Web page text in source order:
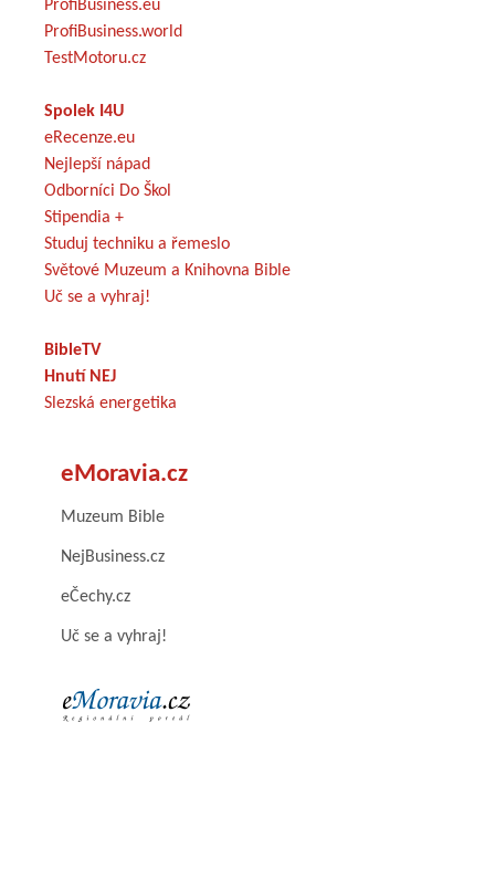
ProfiBusiness.eu
ProfiBusiness.world
TestMotoru.cz
Spolek I4U
eRecenze.eu
Nejlepší nápad
Odborníci Do Škol
Stipendia +
Studuj techniku a řemeslo
Světové Muzeum a Knihovna Bible
Uč se a vyhraj!
BibleTV
Hnutí NEJ
Slezská energetika
eMoravia.cz
Muzeum Bible
NejBusiness.cz
eČechy.cz
Uč se a vyhraj!